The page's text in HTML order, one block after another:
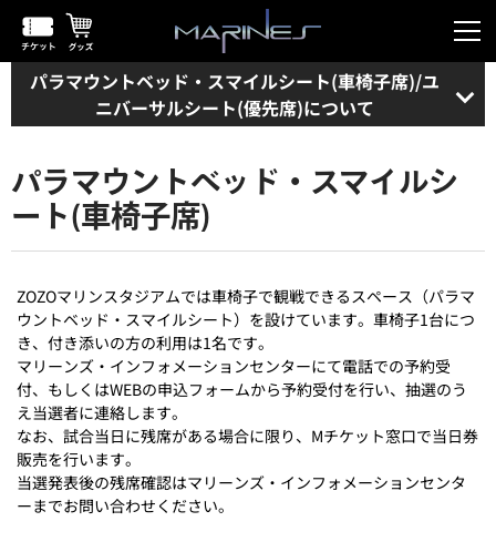
パラマウントベッド・スマイルシート(車椅子席)/ユ
ニバーサルシート(優先席)について
パラマウントベッド・スマイルシ
ート(車椅子席)
ZOZOマリンスタジアムでは車椅子で観戦できるスペース（パラマ
ウントベッド・スマイルシート）を設けています。車椅子1台につ
き、付き添いの方の利用は1名です。
マリーンズ・インフォメーションセンターにて電話での予約受
付、もしくはWEBの申込フォームから予約受付を行い、抽選のう
え当選者に連絡します。
なお、試合当日に残席がある場合に限り、Mチケット窓口で当日券
販売を行います。
当選発表後の残席確認はマリーンズ・インフォメーションセンタ
ーまでお問い合わせください。